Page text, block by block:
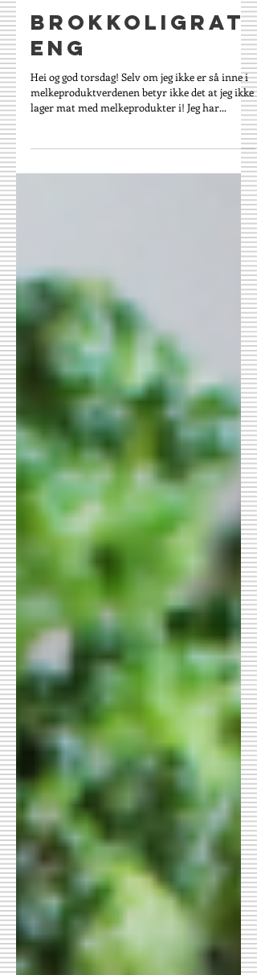
14. juli 2016
Brokkoligrat
eng
Hei og god torsdag! Selv om jeg ikke er så inne i
melkeproduktverdenen betyr ikke det at jeg ikke